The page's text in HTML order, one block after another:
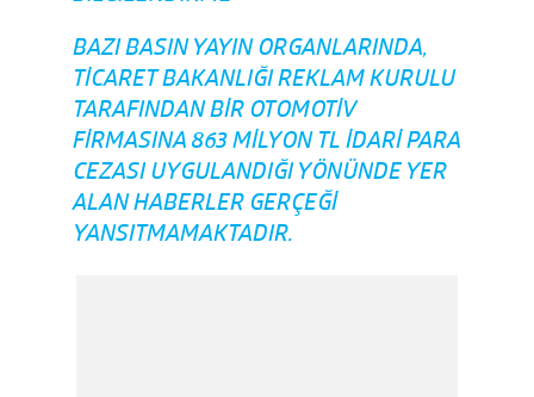
BAZI BASIN YAYIN ORGANLARINDA,
TICARET BAKANLIĞI REKLAM KURULU
TARAFINDAN BIR OTOMOTIV
FIRMASINA 863 MILYON TL IDARI PARA
CEZASI UYGULANDIĞI YÖNÜNDE YER
ALAN HABERLER GERÇEĞI
YANSITMAMAKTADIR.